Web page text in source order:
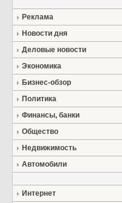
Реклама
Новости дня
Деловые новости
Экономика
Бизнес-обзор
Политика
Финансы, банки
Общество
Недвижимость
Автомобили
Интернет